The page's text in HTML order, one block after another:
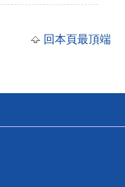
回本頁最頂端